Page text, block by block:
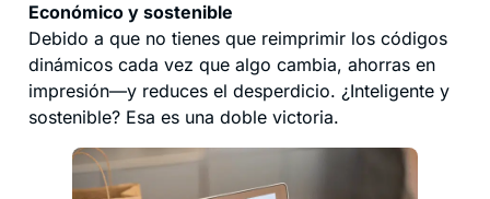
Económico y sostenible
Debido a que no tienes que reimprimir los códigos
dinámicos cada vez que algo cambia, ahorras en
impresión—y reduces el desperdicio. ¿Inteligente y
sostenible? Esa es una doble victoria.